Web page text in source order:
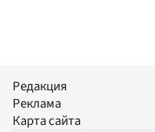
Редакция
Реклама
Карта сайта